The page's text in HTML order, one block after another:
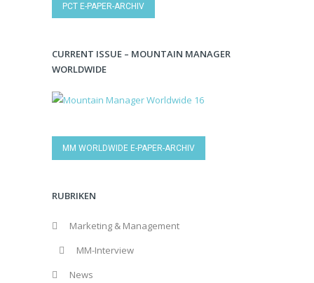
PCT E-PAPER-ARCHIV
CURRENT ISSUE – MOUNTAIN MANAGER
WORLDWIDE
MM WORLDWIDE E-PAPER-ARCHIV
RUBRIKEN
Marketing & Management
MM-Interview
News